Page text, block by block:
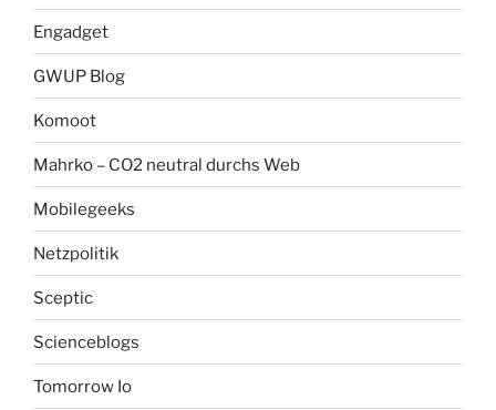
Engadget
GWUP Blog
Komoot
Mahrko – CO2 neutral durchs Web
Mobilegeeks
Netzpolitik
Sceptic
Scienceblogs
Tomorrow Io